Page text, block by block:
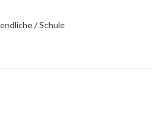
/ Schule